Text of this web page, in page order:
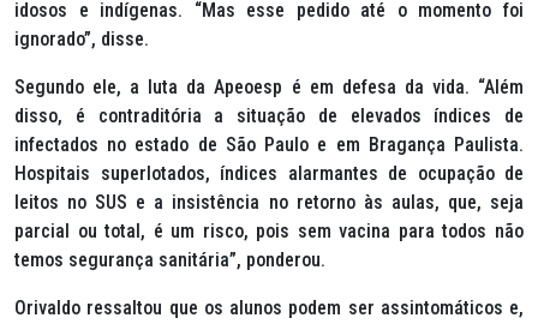
idosos e indígenas. “Mas esse pedido até o momento foi
ignorado”, disse.
Segundo ele, a luta da Apeoesp é em defesa da vida. “Além
disso, é contraditória a situação de elevados índices de
infectados no estado de São Paulo e em Bragança Paulista.
Hospitais superlotados, índices alarmantes de ocupação de
leitos no SUS e a insistência no retorno às aulas, que, seja
parcial ou total, é um risco, pois sem vacina para todos não
temos segurança sanitária”, ponderou.
Orivaldo ressaltou que os alunos podem ser assintomáticos e,